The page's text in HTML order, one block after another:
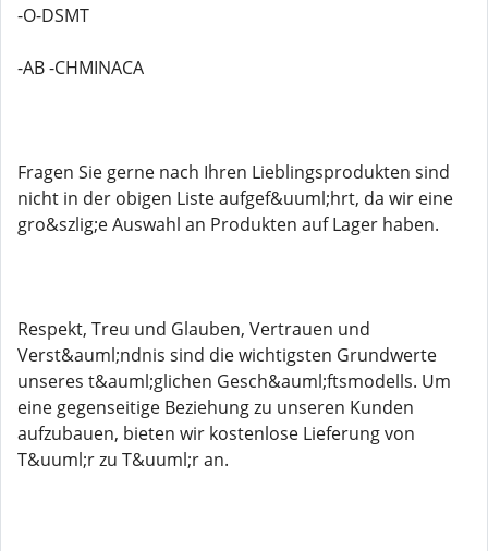
-O-DSMT
-AB -CHMINACA
Fragen Sie gerne nach Ihren Lieblingsprodukten sind
nicht in der obigen Liste aufgef&uuml;hrt, da wir eine
gro&szlig;e Auswahl an Produkten auf Lager haben.
Respekt, Treu und Glauben, Vertrauen und
Verst&auml;ndnis sind die wichtigsten Grundwerte
unseres t&auml;glichen Gesch&auml;ftsmodells. Um
eine gegenseitige Beziehung zu unseren Kunden
aufzubauen, bieten wir kostenlose Lieferung von
T&uuml;r zu T&uuml;r an.